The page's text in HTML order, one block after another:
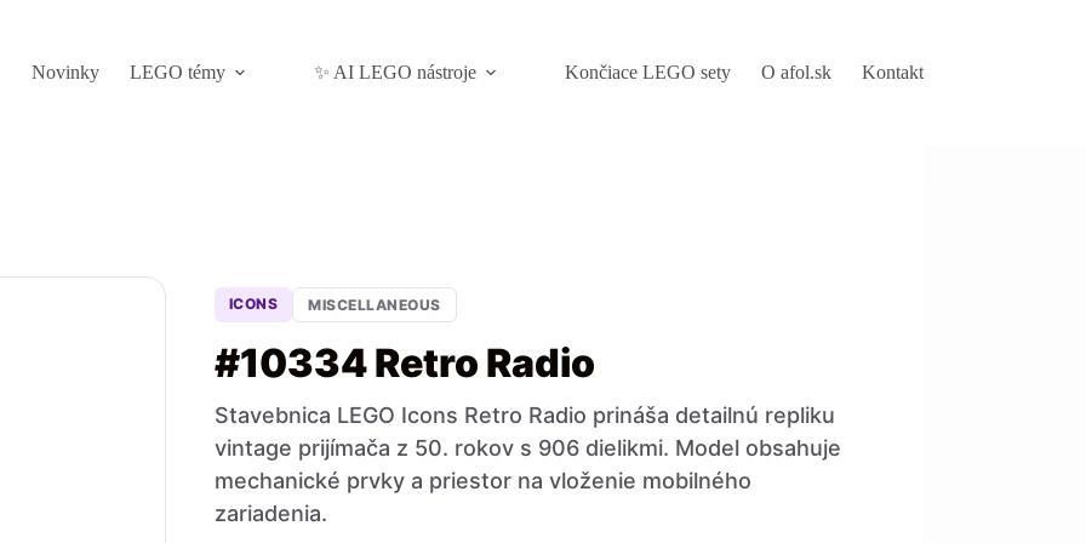
Novinky
LEGO témy ✨ AI LEGO nástroje Končiace LEGO sety O afol.sk Kontakt
ICONS MISCELLANEOUS
#10334 Retro Radio
Stavebnica LEGO Icons Retro Radio prináša detailnú repliku
vintage prijímača z 50. rokov s 906 dielikmi. Model obsahuje
mechanické prvky a priestor na vloženie mobilného
zariadenia.